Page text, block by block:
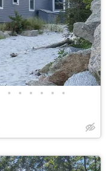
• • • • • •